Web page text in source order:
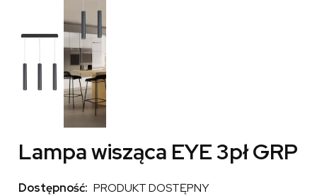
Lampa wisząca EYE 3pł GRP
Dostępność: PRODUKT DOSTĘPNY